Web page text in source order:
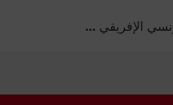
الإفريقي ...